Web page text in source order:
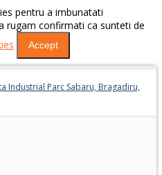
pentru a imbunatati
rugam confirmati ca sunteti de
Accept
Industrial Parc Sabaru, Bragadiru,